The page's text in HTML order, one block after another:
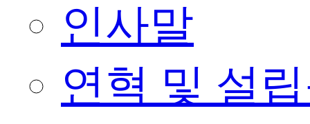
인사말
연혁 및 설